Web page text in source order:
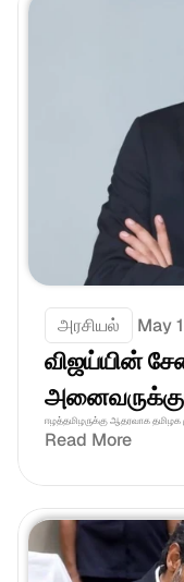
அரசியல் May
விஜய்யின்
ஈழத்தமிழருக்கு ஆதரவாக தமிழக
Read More